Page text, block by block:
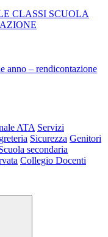
CLASSI SCUOLA
anno – rendicontazione
ATA Servizi
Sicurezza Genitori
secondaria
Collegio Docenti